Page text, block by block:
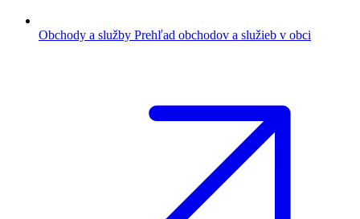
Obchody a služby Prehľad obchodov a služieb v obci